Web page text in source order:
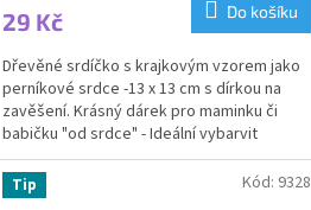
29 Kč Do košíku
Dřevěné srdíčko s krajkovým vzorem jako
perníkové srdce -13 x 13 cm s dírkou na
zavěšení. Krásný dárek pro maminku či
babičku "od srdce" - Ideální vybarvit
speciálními fixy...
Tip Kód: 9328